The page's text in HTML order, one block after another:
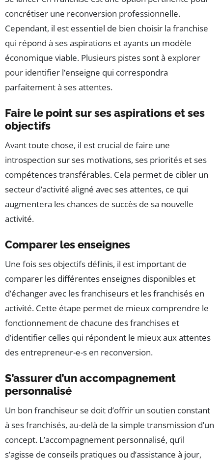
concrétiser une reconversion professionnelle.
Cependant, il est essentiel de bien choisir la franchise
qui répond à ses aspirations et ayants un modèle
économique viable. Plusieurs pistes sont à explorer
pour identifier l’enseigne qui correspondra
parfaitement à ses attentes.
Faire le point sur ses aspirations et ses
objectifs
Avant toute chose, il est crucial de faire une
introspection sur ses motivations, ses priorités et ses
compétences transférables. Cela permet de cibler un
secteur d’activité aligné avec ses attentes, ce qui
augmentera les chances de succès de sa nouvelle
activité.
Comparer les enseignes
Une fois ses objectifs définis, il est important de
comparer les différentes enseignes disponibles et
d’échanger avec les franchiseurs et les franchisés en
activité. Cette étape permet de mieux comprendre le
fonctionnement de chacune des franchises et
d’identifier celles qui répondent le mieux aux attentes
des entrepreneur-e-s en reconversion.
S’assurer d’un accompagnement
personnalisé
Un bon franchiseur se doit d’offrir un soutien constant
à ses franchisés, au-delà de la simple transmission d’un
concept. L’accompagnement personnalisé, qu’il
s’agisse de conseils pratiques ou d’assistance à jour,